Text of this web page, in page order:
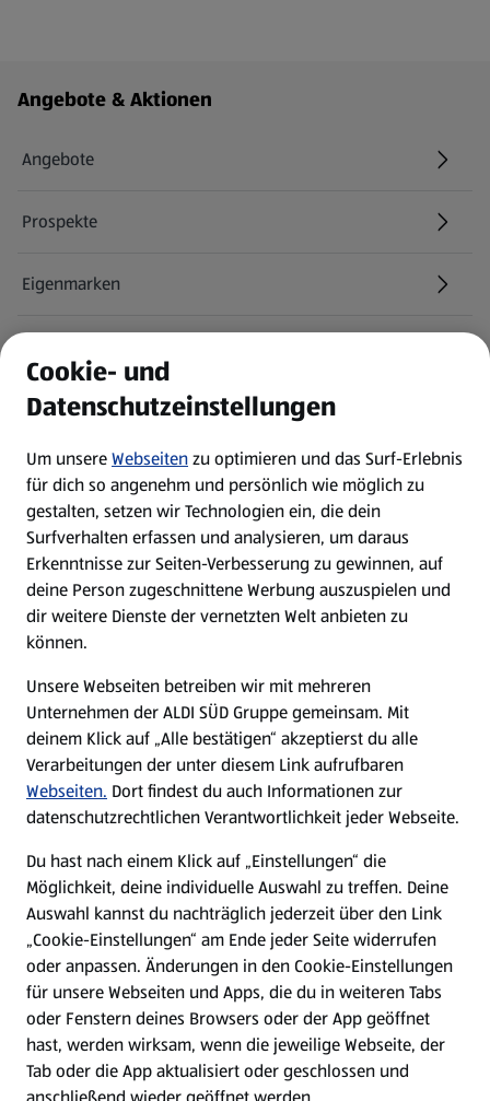
Fußzeilenmenü - weitere Links
Angebote & Aktionen
Angebote
Prospekte
Eigenmarken
Newsletter
WhatsApp
Über ALDI SÜD
Filialen
Nachhaltigkeit
Karriere
Presse
Hilfe & Kontakt
(öffnet in einem neuen Tab)
Unternehmen
Folge uns hier:
Cookie- und
Datenschutzeinstellungen
Um unsereWebseitenzu optimieren und das Surf-Erlebnis
für dich so angenehm und persönlich wie möglich zu
gestalten, setzen wir Technologien ein, die dein
Surfverhalten erfassen und analysieren, um daraus
Erkenntnisse zur Seiten-Verbesserung zu gewinnen, auf
deine Person zugeschnittene Werbung auszuspielen und
dir weitere Dienste der vernetzten Welt anbieten zu
können.
Unsere Webseiten betreiben wir mit mehreren
Unternehmen der ALDI SÜD Gruppe gemeinsam. Mit
deinem Klick auf „Alle bestätigen“ akzeptierst du alle
Verarbeitungen der unter diesem Link aufrufbaren
Webseiten. Dort findest du auch Informationen zur
datenschutzrechtlichen Verantwortlichkeit jeder Webseite.
Du hast nach einem Klick auf „Einstellungen“ die
Möglichkeit, deine individuelle Auswahl zu treffen. Deine
Auswahl kannst du nachträglich jederzeit über den Link
„Cookie-Einstellungen“ am Ende jeder Seite widerrufen
oder anpassen. Änderungen in den Cookie-Einstellungen
für unsere Webseiten und Apps, die du in weiteren Tabs
oder Fenstern deines Browsers oder der App geöffnet
hast, werden wirksam, wenn die jeweilige Webseite, der
Tab oder die App aktualisiert oder geschlossen und